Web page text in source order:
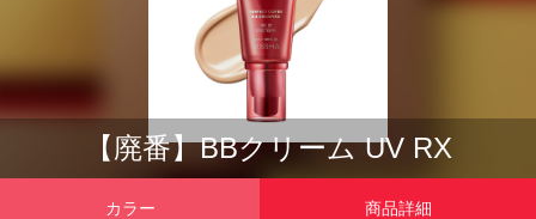
MISSHA
MISSHA商品一覧
未来を見据え、健やかな美肌を目指す。
「PDRN*¹ NAD+*²」新シリーズ誕生。
重さゼロ。進化を
ョン」誕生
2026.07.06
【廃番】BBクリーム UV RX
カラー 商品詳細